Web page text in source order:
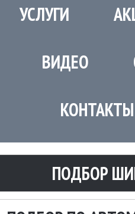
УСЛУГИ
ВИДЕО
КОНТАКТЫ
ПОДБОР